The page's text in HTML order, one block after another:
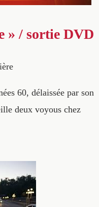
» / sortie DVD
60, délaissée par son
deux voyous chez